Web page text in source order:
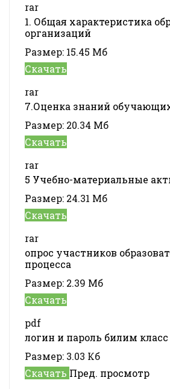
rar
1. Общая характеристика
организаций
Размер: 15.45 Мб
Скачать
rar
7.Оценка знаний
Размер: 20.34 Мб
Скачать
rar
5 Учебно-материальные
Размер: 24.31 Мб
Скачать
rar
опрос участников
процесса
Размер: 2.39 Мб
Скачать
pdf
логин и пароль билим класс
Размер: 3.03 Кб
Скачать Пред. просмотр